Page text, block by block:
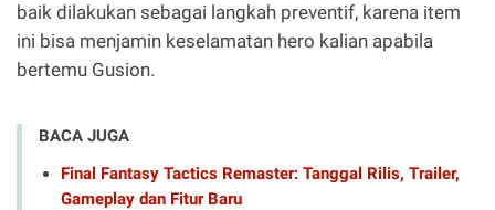
baik dilakukan sebagai langkah preventif, karena item
ini bisa menjamin keselamatan hero kalian apabila
bertemu Gusion.
BACA JUGA
Final Fantasy Tactics Remaster: Tanggal Rilis, Trailer,
Gameplay dan Fitur Baru